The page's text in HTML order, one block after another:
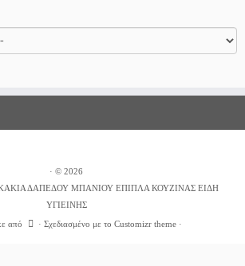
· © 2026
ΔΑΠΕΔΟΥ ΜΠΑΝΙΟΥ ΕΠΙΠΛΑ ΚΟΥΖΙΝΑΣ ΕΙΔΗ
ΥΓΙΕΙΝΗΣ
από · Σχεδιασμένο με το Customizr theme ·